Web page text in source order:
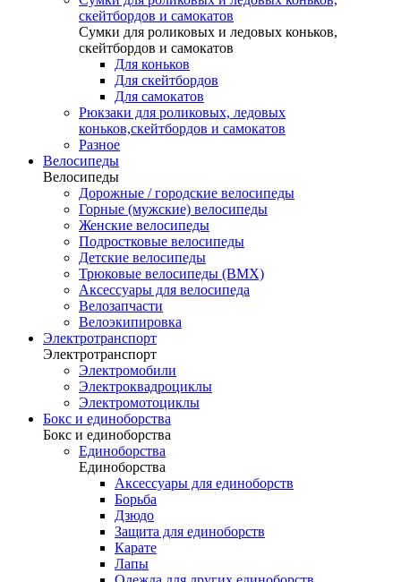
скейтбордов и самокатов
Сумки для роликовых и ледовых коньков,
скейтбордов и самокатов
Для коньков
Для скейтбордов
Для самокатов
Рюкзаки для роликовых, ледовых
коньков,скейтбордов и самокатов
Разное
Велосипеды
Велосипеды
Дорожные / городские велосипеды
Горные (мужские) велосипеды
Женские велосипеды
Подростковые велосипеды
Детские велосипеды
Трюковые велосипеды (BMX)
Аксессуары для велосипеда
Велозапчасти
Велоэкипировка
Электротранспорт
Электротранспорт
Электромобили
Электроквадроциклы
Электромотоциклы
Бокс и единоборства
Бокс и единоборства
Единоборства
Единоборства
Аксессуары для единоборств
Борьба
Дзюдо
Защита для единоборств
Карате
Лапы